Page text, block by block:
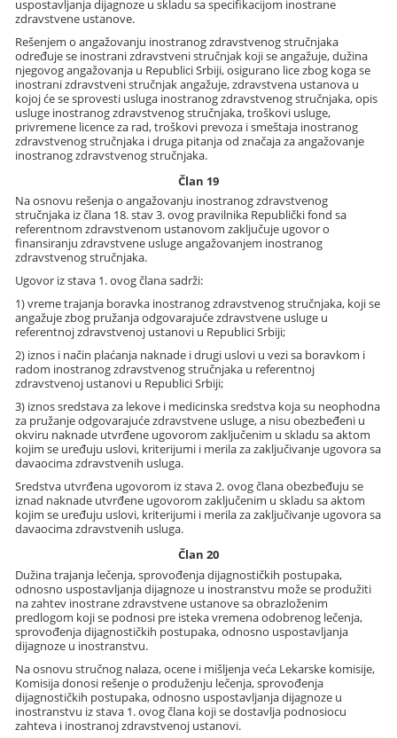
uspostavljanja dijagnoze u skladu sa specifikacijom inostrane
zdravstvene ustanove.
Rešenjem o angažovanju inostranog zdravstvenog stručnjaka
određuje se inostrani zdravstveni stručnjak koji se angažuje, dužina
njegovog angažovanja u Republici Srbiji, osigurano lice zbog koga se
inostrani zdravstveni stručnjak angažuje, zdravstvena ustanova u
kojoj će se sprovesti usluga inostranog zdravstvenog stručnjaka, opis
usluge inostranog zdravstvenog stručnjaka, troškovi usluge,
privremene licence za rad, troškovi prevoza i smeštaja inostranog
zdravstvenog stručnjaka i druga pitanja od značaja za angažovanje
inostranog zdravstvenog stručnjaka.
Član 19
Na osnovu rešenja o angažovanju inostranog zdravstvenog
stručnjaka iz člana 18. stav 3. ovog pravilnika Republički fond sa
referentnom zdravstvenom ustanovom zaključuje ugovor o
finansiranju zdravstvene usluge angažovanjem inostranog
zdravstvenog stručnjaka.
Ugovor iz stava 1. ovog člana sadrži:
1) vreme trajanja boravka inostranog zdravstvenog stručnjaka, koji se
angažuje zbog pružanja odgovarajuće zdravstvene usluge u
referentnoj zdravstvenoj ustanovi u Republici Srbiji;
2) iznos i način plaćanja naknade i drugi uslovi u vezi sa boravkom i
radom inostranog zdravstvenog stručnjaka u referentnoj
zdravstvenoj ustanovi u Republici Srbiji;
3) iznos sredstava za lekove i medicinska sredstva koja su neophodna
za pružanje odgovarajuće zdravstvene usluge, a nisu obezbeđeni u
okviru naknade utvrđene ugovorom zaključenim u skladu sa aktom
kojim se uređuju uslovi, kriterijumi i merila za zaključivanje ugovora sa
davaocima zdravstvenih usluga.
Sredstva utvrđena ugovorom iz stava 2. ovog člana obezbeđuju se
iznad naknade utvrđene ugovorom zaključenim u skladu sa aktom
kojim se uređuju uslovi, kriterijumi i merila za zaključivanje ugovora sa
davaocima zdravstvenih usluga.
Član 20
Dužina trajanja lečenja, sprovođenja dijagnostičkih postupaka,
odnosno uspostavljanja dijagnoze u inostranstvu može se produžiti
na zahtev inostrane zdravstvene ustanove sa obrazloženim
predlogom koji se podnosi pre isteka vremena odobrenog lečenja,
sprovođenja dijagnostičkih postupaka, odnosno uspostavljanja
dijagnoze u inostranstvu.
Na osnovu stručnog nalaza, ocene i mišljenja veća Lekarske komisije,
Komisija donosi rešenje o produženju lečenja, sprovođenja
dijagnostičkih postupaka, odnosno uspostavljanja dijagnoze u
inostranstvu iz stava 1. ovog člana koji se dostavlja podnosiocu
zahteva i inostranoj zdravstvenoj ustanovi.